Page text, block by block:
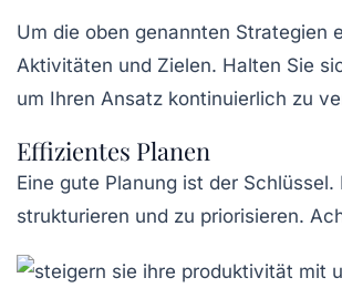
Um die oben genannten Strategien
Aktivitäten und Zielen. Halten Sie
um Ihren Ansatz kontinuierlich zu
Effizientes Planen
Eine gute Planung ist der
strukturieren und zu priorisieren.